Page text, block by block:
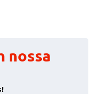
nossa